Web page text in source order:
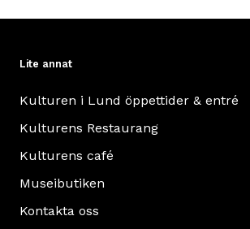
Lite annat
Kulturen i Lund öppettider & entré
Kulturens Restaurang
Kulturens café
Museibutiken
Kontakta oss